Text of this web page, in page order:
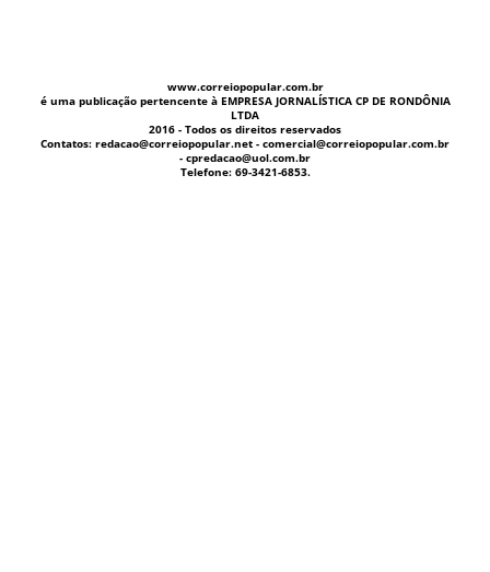
www.correiopopular.com.br
é uma publicação pertencente à EMPRESA JORNALÍSTICA CP DE RONDÔNIA
LTDA
2016 - Todos os direitos reservados
Contatos: redacao@correiopopular.net - comercial@correiopopular.com.br
- cpredacao@uol.com.br
Telefone: 69-3421-6853.